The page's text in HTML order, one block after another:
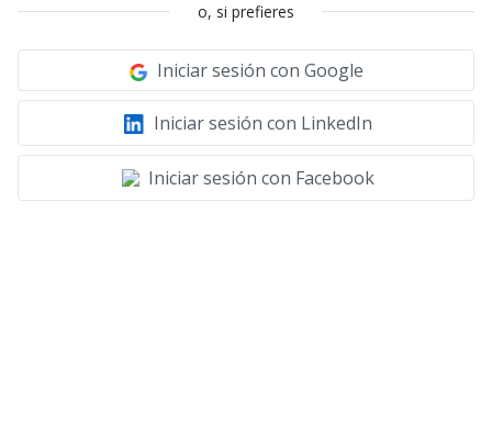
o, si prefieres
Iniciar sesión con Google
Iniciar sesión con LinkedIn
Iniciar sesión con Facebook